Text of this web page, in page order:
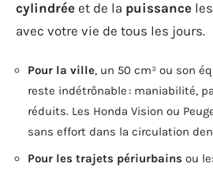
cylindrée et de la puissance
avec votre vie de tous les jours.
Pour la ville, un 50 cm³ ou son
reste indétrônable : maniabilité,
réduits. Les Honda Vision ou
sans effort dans la circulation
Pour les trajets périurbains ou